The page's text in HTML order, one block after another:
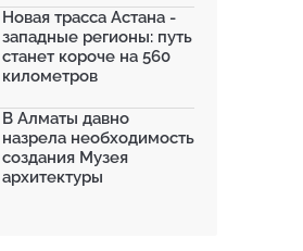
городах с...
Новая трасса Астана -
западные регионы: путь
станет короче на 560
километров
В Алматы давно
назрела необходимость
создания Музея
архитектуры